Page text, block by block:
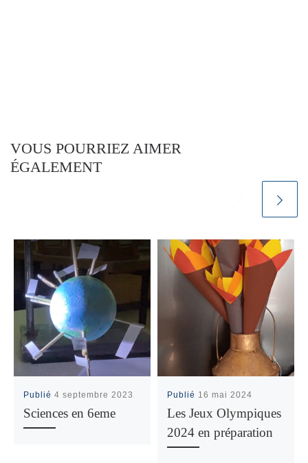
VOUS POURRIEZ AIMER
ÉGALEMENT
Publié 4 septembre 2023
Sciences en 6eme
Publié 16 mai 2024
Les Jeux Olympiques
2024 en préparation